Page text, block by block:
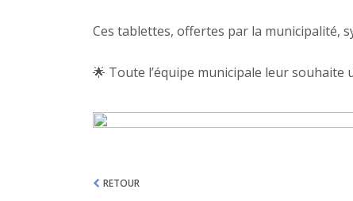
Ces tablettes, offertes par la municipalité,
🌟 Toute l’équipe municipale leur
RETOUR